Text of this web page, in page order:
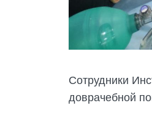
Сотрудники
доврачебной